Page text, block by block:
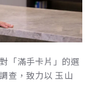
「滿手卡片」的選
查，致力以 玉山